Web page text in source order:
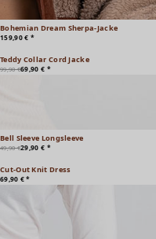
Bohemian Dream Sherpa-Jacke
159,90 € *
Teddy Collar Cord Jacke
99,90 €69,90 € *
Bell Sleeve Longsleeve
49,90 €29,90 € *
Cut-Out Knit Dress
69,90 € *